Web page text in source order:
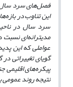
فصل‌های سرد سال
این تناوب در
سرد سال در
مدیترانه‌ای نسبت
عواملی که این
گویای تغییراتی
پیکره‌های اقلیمی
نتیجهروند